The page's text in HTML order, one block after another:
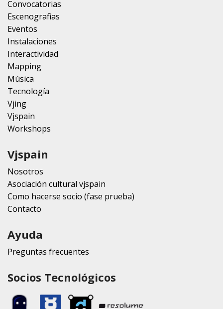
Convocatorias
Escenografias
Eventos
Instalaciones
Interactividad
Mapping
Música
Tecnología
Vjing
Vjspain
Workshops
Vjspain
Nosotros
Asociación cultural vjspain
Como hacerse socio (fase prueba)
Contacto
Ayuda
Preguntas frecuentes
Socios Tecnológicos